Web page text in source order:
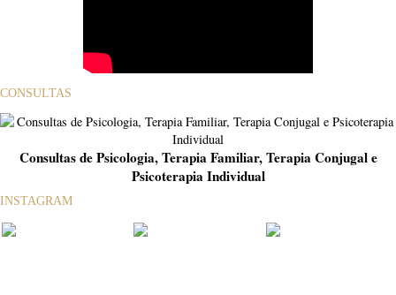
CONSULTAS
Consultas de Psicologia, Terapia Familiar, Terapia Conjugal e
Psicoterapia Individual
INSTAGRAM